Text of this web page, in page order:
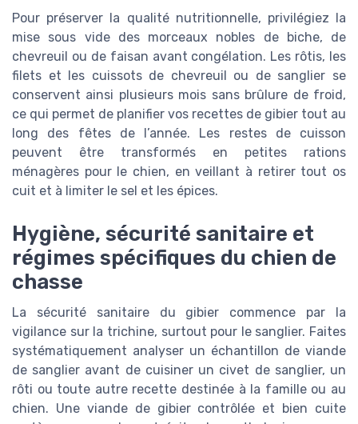
Pour préserver la qualité nutritionnelle, privilégiez la
mise sous vide des morceaux nobles de biche, de
chevreuil ou de faisan avant congélation. Les rôtis, les
filets et les cuissots de chevreuil ou de sanglier se
conservent ainsi plusieurs mois sans brûlure de froid,
ce qui permet de planifier vos recettes de gibier tout au
long des fêtes de l’année. Les restes de cuisson
peuvent être transformés en petites rations
ménagères pour le chien, en veillant à retirer tout os
cuit et à limiter le sel et les épices.
Hygiène, sécurité sanitaire et
régimes spécifiques du chien de
chasse
La sécurité sanitaire du gibier commence par la
vigilance sur la trichine, surtout pour le sanglier. Faites
systématiquement analyser un échantillon de viande
de sanglier avant de cuisiner un civet de sanglier, un
rôti ou toute autre recette destinée à la famille ou au
chien. Une viande de gibier contrôlée et bien cuite